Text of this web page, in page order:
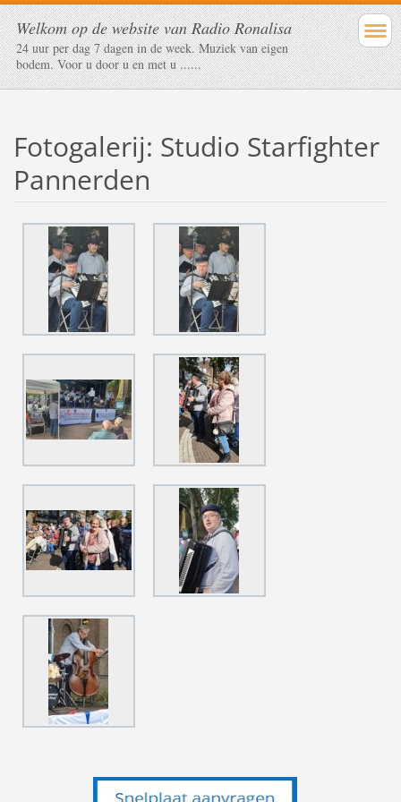
Welkom op de website van Radio Ronalisa
24 uur per dag 7 dagen in de week. Muziek van eigen
bodem. Voor u door u en met u ......
Fotogalerij: Studio Starfighter
Pannerden